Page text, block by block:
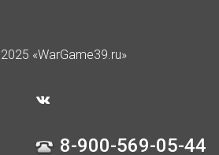
«WarGame39.ru»
8-900-569-05-44